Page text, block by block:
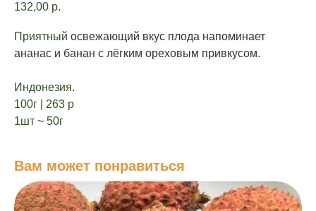
132,00 р.
Приятный освежающий вкус плода напоминает
ананас и банан с лёгким ореховым привкусом.
Индонезия.
100г | 263 р
1шт ~ 50г
Вам может понравиться